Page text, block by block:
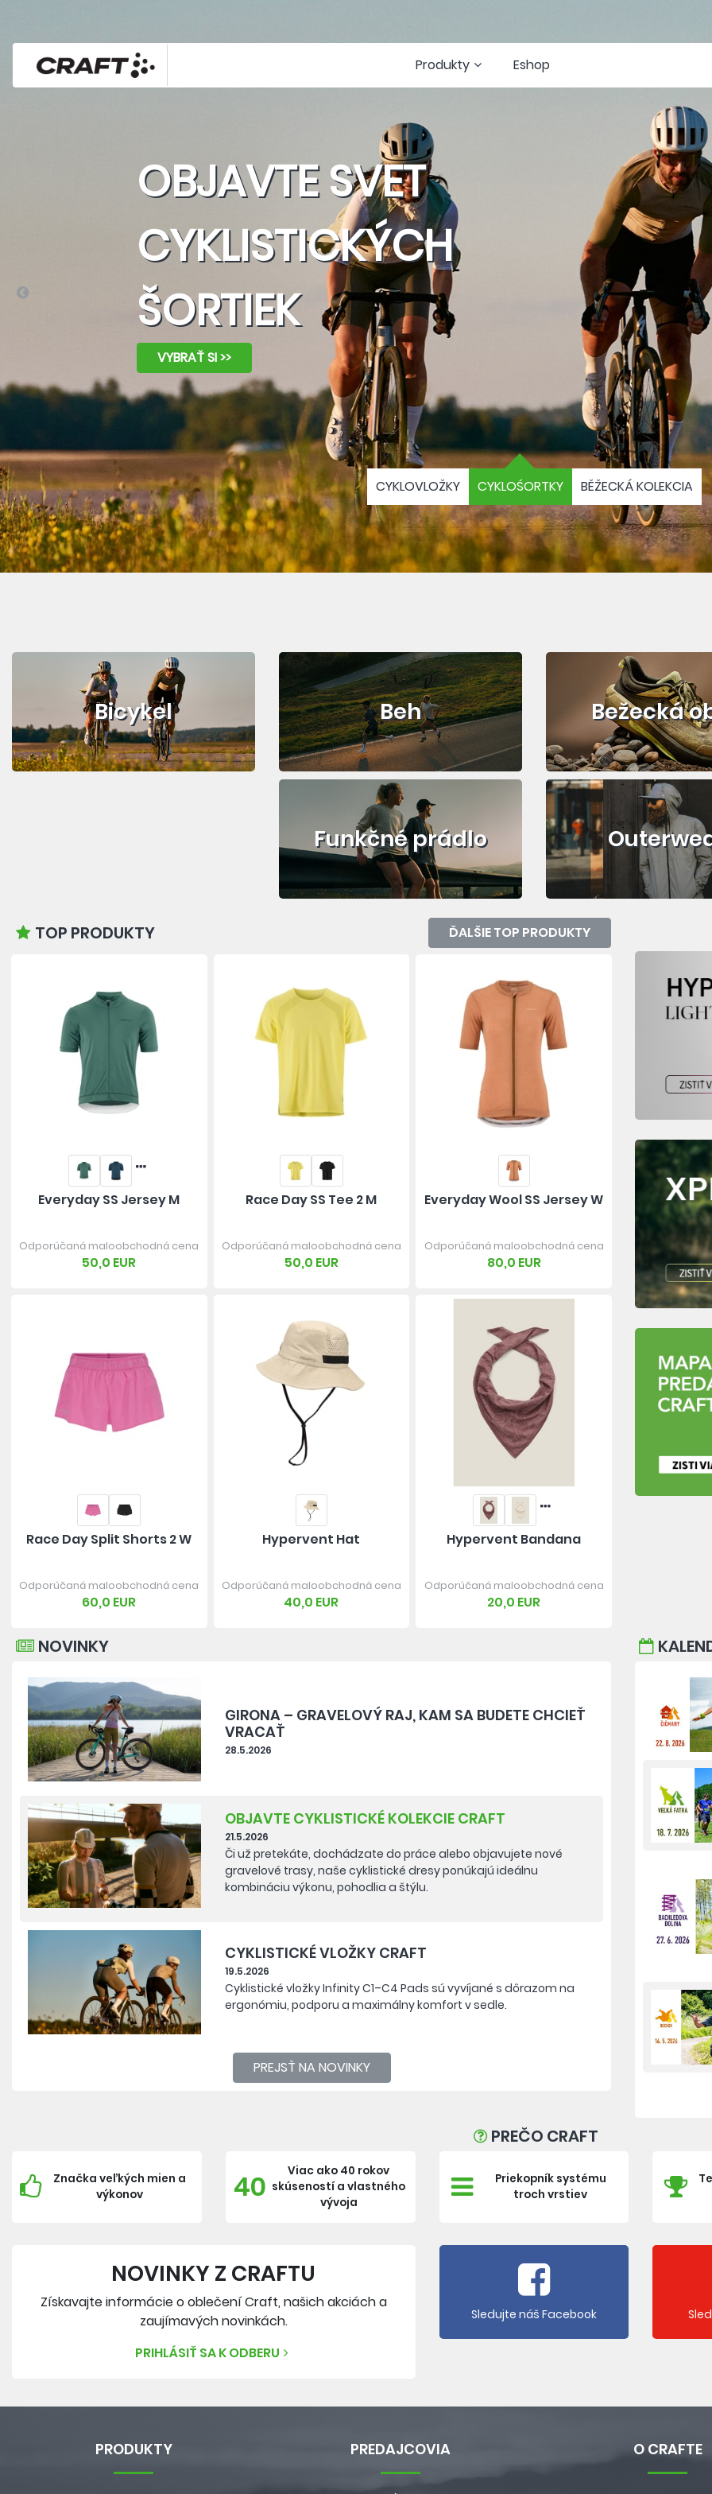
Produkty Eshop
OBJAVTE SVET
CYKLISTICKÝCH
ŠORTIEK
VYBRAŤ SI >>
CYKLOVLOŽKY CYKLOŚORTKY BĚŽECKÁ KOLEKCIA
Bicykel Beh Bežecká
Funkčné prádlo
TOP PRODUKTY ĎALŠIE TOP PRODUKTY
Everyday SS Jersey M
Odporúčaná maloobchodná cena
50,0 EUR
Race Day SS Tee 2 M
Odporúčaná maloobchodná cena
50,0 EUR
Everyday Wool SS Jersey W
Odporúčaná maloobchodná cena
80,0 EUR
Race Day Split Shorts 2 W
Odporúčaná maloobchodná cena
60,0 EUR
Hypervent Hat
Odporúčaná maloobchodná cena
40,0 EUR
Hypervent Bandana
Odporúčaná maloobchodná cena
20,0 EUR
NOVINKY
GIRONA – GRAVELOVÝ RAJ, KAM SA BUDETE CHCIEŤ
VRACAŤ
28.5.2026
OBJAVTE CYKLISTICKÉ KOLEKCIE CRAFT
21.5.2026
Či už pretekáte, dochádzate do práce alebo objavujete nové
gravelové trasy, naše cyklistické dresy ponúkajú ideálnu
kombináciu výkonu, pohodlia a štýlu.
CYKLISTICKÉ VLOŽKY CRAFT
19.5.2026
Cyklistické vložky Infinity C1–C4 Pads sú vyvíjané s dôrazom na
ergonómiu, podporu a maximálny komfort v sedle.
PREJSŤ NA NOVINKY
PREČO CRAFT
Značka veľkých mien a
výkonov
40
Viac ako 40 rokov
skúseností a vlastného
vývoja
Priekopník systému
troch vrstiev
NOVINKY Z CRAFTU
Získavajte informácie o oblečení Craft, našich akciách a
zaujímavých novinkách.
PRIHLÁSIŤ SA K ODBERU
Sledujte náš Facebook
PRODUKTY PREDAJCOVIA O CRAFTE